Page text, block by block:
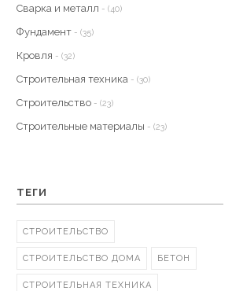
Сварка и металл - (40)
Фундамент - (35)
Кровля - (32)
Строительная техника - (30)
Строительство - (23)
Строительные материалы - (23)
ТЕГИ
СТРОИТЕЛЬСТВО
СТРОИТЕЛЬСТВО ДОМА БЕТОН
СТРОИТЕЛЬНАЯ ТЕХНИКА